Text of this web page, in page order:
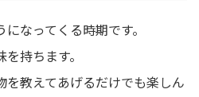
なってくる時期です。
持ちます。
教えてあげるだけでも楽しん